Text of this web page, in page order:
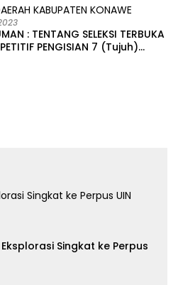
: TENTANG SELEKSI TERBUKA
PENGISIAN 7 (Tujuh)
Singkat ke Perpus